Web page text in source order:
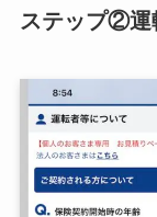
ステップ②運